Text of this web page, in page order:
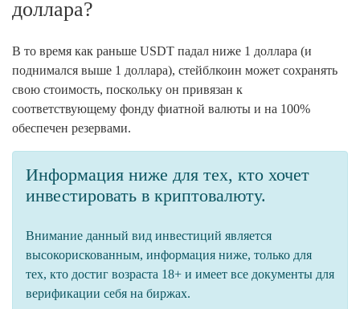
доллара?
В то время как раньше USDT падал ниже 1 доллара (и
поднимался выше 1 доллара), стейблкоин может сохранять
свою стоимость, поскольку он привязан к
соответствующему фонду фиатной валюты и на 100%
обеспечен резервами.
Информация ниже для тех, кто хочет
инвестировать в криптовалюту.
Внимание данный вид инвестиций является
высокорискованным, информация ниже, только для
тех, кто достиг возраста 18+ и имеет все документы для
верификации себя на биржах.